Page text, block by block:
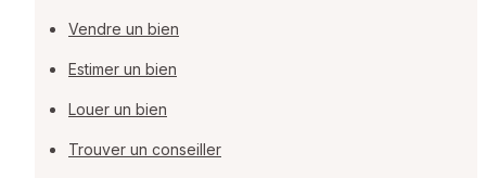
Vendre un bien
Estimer un bien
Louer un bien
Trouver un conseiller